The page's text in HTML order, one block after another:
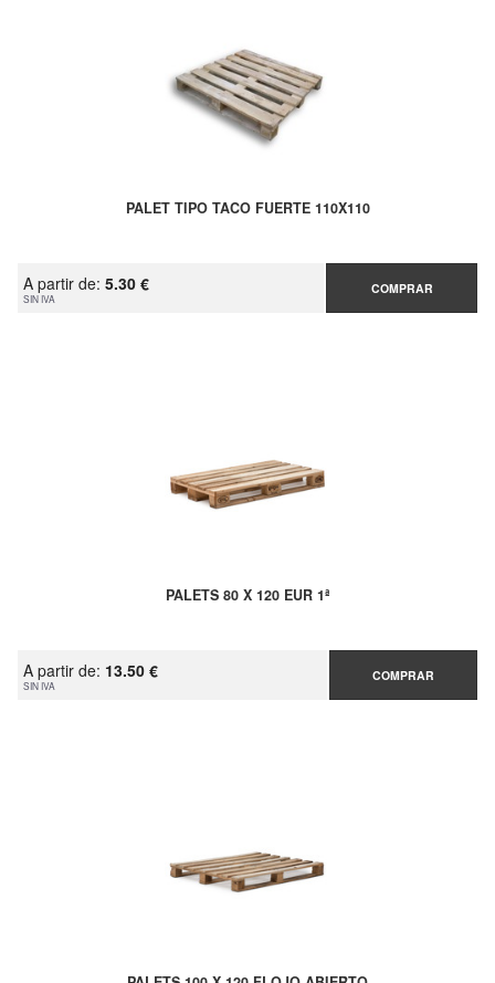
PALET TIPO TACO FUERTE 110X110
A partir de: 5.30 €
SIN IVA
COMPRAR
PALETS 80 X 120 EUR 1ª
A partir de: 13.50 €
SIN IVA
COMPRAR